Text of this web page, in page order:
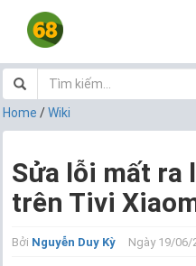
Home /Wiki
Sửa lỗi mất ra
trên Tivi
Bởi Nguyễn Duy Kỳ Ngày 19/06/